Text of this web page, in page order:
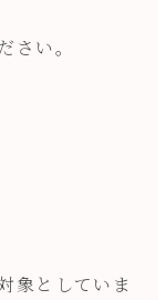
さい。
象としていま